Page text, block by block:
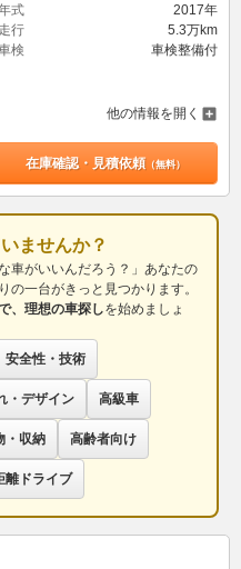
式
2017年
走行
5.3万km
検
車検整備付
他の情報を開く
在庫確認・見積依頼（無料）
ませんか？
車がいいんだろう？」あなたの
の一台がきっと見つかります。
、理想の車探しを始めましょ
安全性・技術
・デザイン 高級車
・収納 高齢者向け
離ドライブ